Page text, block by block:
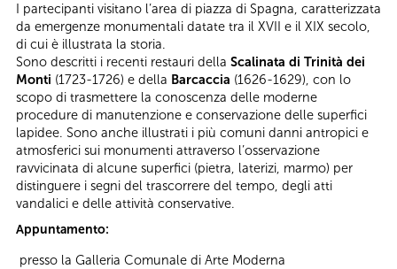
I partecipanti visitano l’area di piazza di Spagna, caratterizzata
da emergenze monumentali datate tra il XVII e il XIX secolo,
di cui è illustrata la storia.
Sono descritti i recenti restauri della Scalinata di Trinità dei
Monti (1723-1726) e della Barcaccia (1626-1629), con lo
scopo di trasmettere la conoscenza delle moderne
procedure di manutenzione e conservazione delle superfici
lapidee. Sono anche illustrati i più comuni danni antropici e
atmosferici sui monumenti attraverso l’osservazione
ravvicinata di alcune superfici (pietra, laterizi, marmo) per
distinguere i segni del trascorrere del tempo, degli atti
vandalici e delle attività conservative.
Appuntamento:
presso la Galleria Comunale di Arte Moderna